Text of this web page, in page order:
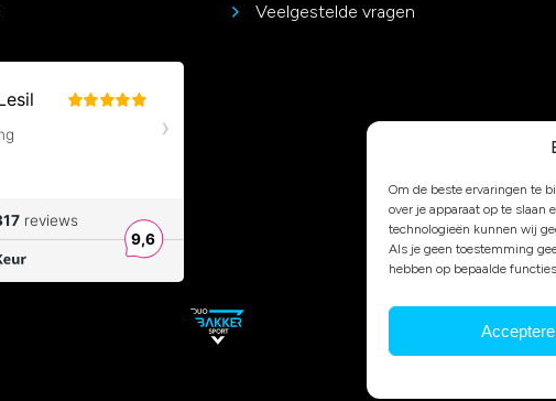
Om de beste ervaringen te
over je apparaat op te slaan
technologieën kunnen wij
Als je geen toestemming
hebben op bepaalde
Veelgestelde vragen